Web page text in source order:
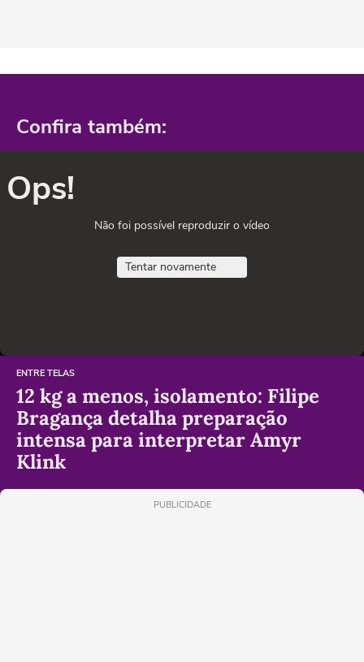
Confira também:
Ops!
Não foi possível reproduzir o vídeo
Tentar novamente
ENTRE TELAS
12 kg a menos, isolamento: Filipe
Bragança detalha preparação
intensa para interpretar Amyr
Klink
PUBLICIDADE